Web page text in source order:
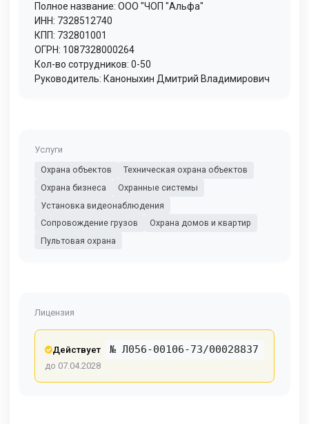
Полное название: ООО "ЧОП "Альфа"
ИНН: 7328512740
КПП: 732801001
ОГРН: 1087328000264
Кол-во сотрудников: 0-50
Руководитель: Каноныхин Дмитрий Владимирович
Услуги
Охрана объектов
Техническая охрана объектов
Охрана бизнеса
Охранные системы
Установка видеонаблюдения
Сопровождение грузов
Охрана домов и квартир
Пультовая охрана
Лицензия
Действует № Л056-00106-73/00028837
до 07.04.2028